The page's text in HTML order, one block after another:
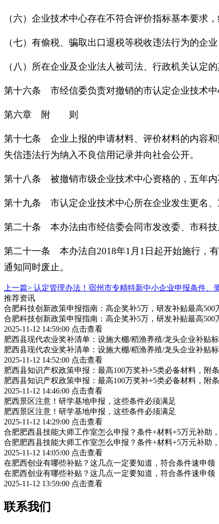
（六）企业技术中心存在不符合评价指标基本要求
（七）有偷税、骗取出口退税等税收违法行为的企
（八）所在企业及企业法人被司法、行政机关认定
第十六条 市经信委负责对撤销的市认定企业技术
第六章 附 则
第十七条 企业上报的申请材料、评价材料的内容
失信违法行为纳入不良信用记录并向社会公开。
第十八条 被撤销市级企业技术中心资格的，五年
第十九条 市认定企业技术中心所在企业发生更名
第二十条 本办法由市经信委会同市发改委、市科
第二十一条 本办法自2018年1月1日起开始施行，
通知同时废止。
上一篇> 认定管理办法！宿州市专精特新中小企业申报条件、
推荐资讯
合肥科技创新政策申报指南：高企奖补5万，研发补贴最高500
合肥科技创新政策申报指南：高企奖补5万，研发补贴最高500
2025-11-12 14:59:00 点击查看
肥西县现代农业奖补清单：设施大棚/稻渔养殖/龙头企业补贴
肥西县现代农业奖补清单：设施大棚/稻渔养殖/龙头企业补贴
2025-11-12 14:52:00 点击查看
肥西县知识产权政策申报：最高100万奖补+5类必备材料，附
肥西县知识产权政策申报：最高100万奖补+5类必备材料，附
2025-11-12 14:46:00 点击查看
肥西景区注意！研学基地申报，这些条件必须满足
肥西景区注意！研学基地申报，这些条件必须满足
2025-11-12 14:29:00 点击查看
合肥肥西县技能大师工作室怎么申报？条件+材料+5万元补助
合肥肥西县技能大师工作室怎么申报？条件+材料+5万元补助
2025-11-12 14:05:00 点击查看
在肥西创业有哪些补贴？这几点一定要知道，符合条件速申领
在肥西创业有哪些补贴？这几点一定要知道，符合条件速申领
2025-11-12 13:59:00 点击查看
联系我们